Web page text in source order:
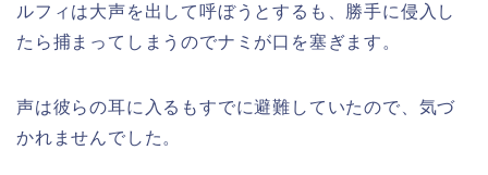
ルフィは大声を出して呼ぼうとするも、勝手に侵入し
たら捕まってしまうのでナミが口を塞ぎます。
声は彼らの耳に入るもすでに避難していたので、気づ
かれませんでした。